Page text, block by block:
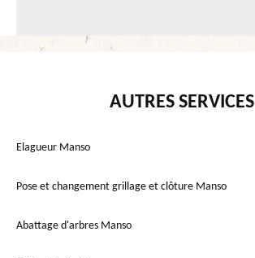
AUTRES SERVICES
Elagueur Manso
Pose et changement grillage et clôture Manso
Abattage d'arbres Manso